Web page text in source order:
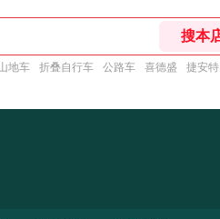
地车 折叠自行车 公路车 喜德盛 捷安特